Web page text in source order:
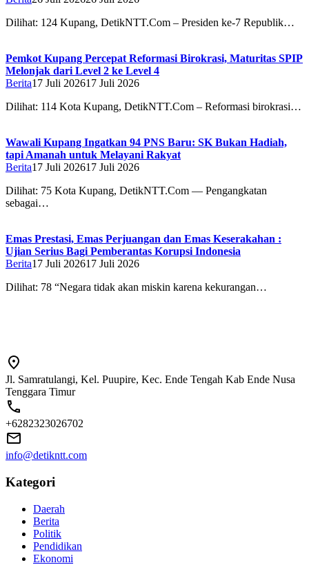
Dilihat: 124 Kupang, DetikNTT.Com – Presiden ke-7 Republik…
Pemkot Kupang Percepat Reformasi Birokrasi, Maturitas SPIP
Melonjak dari Level 2 ke Level 4
Berita17 Juli 202617 Juli 2026
Dilihat: 114 Kota Kupang, DetikNTT.Com – Reformasi birokrasi…
Wawali Kupang Ingatkan 94 PNS Baru: SK Bukan Hadiah,
tapi Amanah untuk Melayani Rakyat
Berita17 Juli 202617 Juli 2026
Dilihat: 75 Kota Kupang, DetikNTT.Com — Pengangkatan
sebagai…
Emas Prestasi, Emas Perjuangan dan Emas Keserakahan :
Ujian Serius Bagi Pemberantas Korupsi Indonesia
Berita17 Juli 202617 Juli 2026
Dilihat: 78 “Negara tidak akan miskin karena kekurangan…
Jl. Samratulangi, Kel. Puupire, Kec. Ende Tengah Kab Ende Nusa
Tenggara Timur
+6282323026702
info@detikntt.com
Kategori
Daerah
Berita
Politik
Pendidikan
Ekonomi